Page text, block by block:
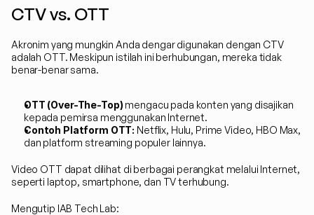
CTV vs. OTT
Akronim yang mungkin Anda dengar digunakan dengan CTV
adalah OTT. Meskipun istilah ini berhubungan, mereka tidak
benar-benar sama.
OTT (Over-The-Top) mengacu pada konten yang disajikan
kepada pemirsa menggunakan Internet.
Contoh Platform OTT: Netflix, Hulu, Prime Video, HBO Max,
dan platform streaming populer lainnya.
Video OTT dapat dilihat di berbagai perangkat melalui Internet,
seperti laptop, smartphone, dan TV terhubung.
Mengutip IAB Tech Lab: